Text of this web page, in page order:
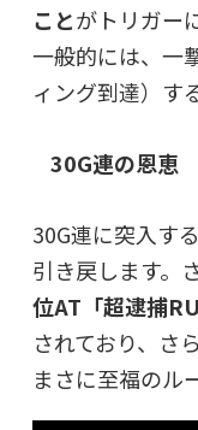
ことがトリガー
一般的には、 一
ィング到達） す
30G連の恩恵
30G連に突入す
引き戻します。
位AT「超逮捕
されており、さ
まさに至福のル